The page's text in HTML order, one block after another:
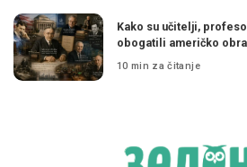
Kako su učitelji,
obogatili američko
10 min za čitanje